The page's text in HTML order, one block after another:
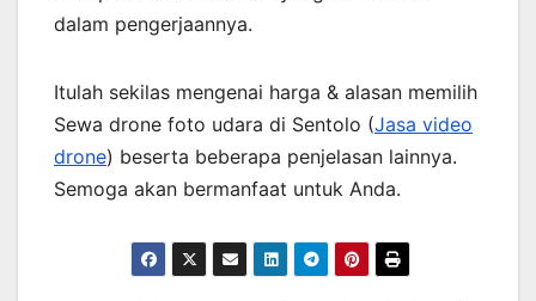
dalam pengerjaannya.
Itulah sekilas mengenai harga & alasan memilih
Sewa drone foto udara di Sentolo (Jasa video
drone) beserta beberapa penjelasan lainnya.
Semoga akan bermanfaat untuk Anda.